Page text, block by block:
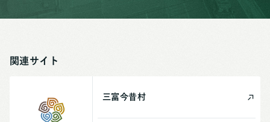
関連サイト
三富今昔村